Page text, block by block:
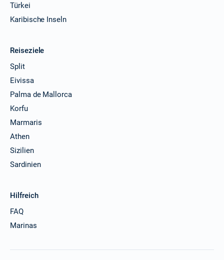
Türkei
Karibische Inseln
Reiseziele
Split
Eivissa
Palma de Mallorca
Korfu
Marmaris
Athen
Sizilien
Sardinien
Hilfreich
FAQ
Marinas